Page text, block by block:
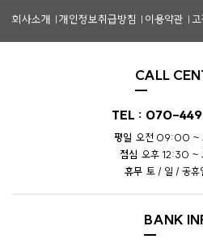
회사소개 개인정보취급방침 이용약관 고
CALL
TEL : 070-
평일 오전 09:00 ~
점심 오후 12:30 ~
휴무 토 / 일 / 공휴
BANK